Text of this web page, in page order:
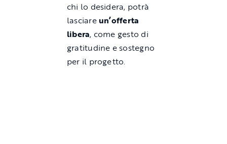
chi lo desidera, potrà
lasciare un’offerta
libera, come gesto di
gratitudine e sostegno
per il progetto.